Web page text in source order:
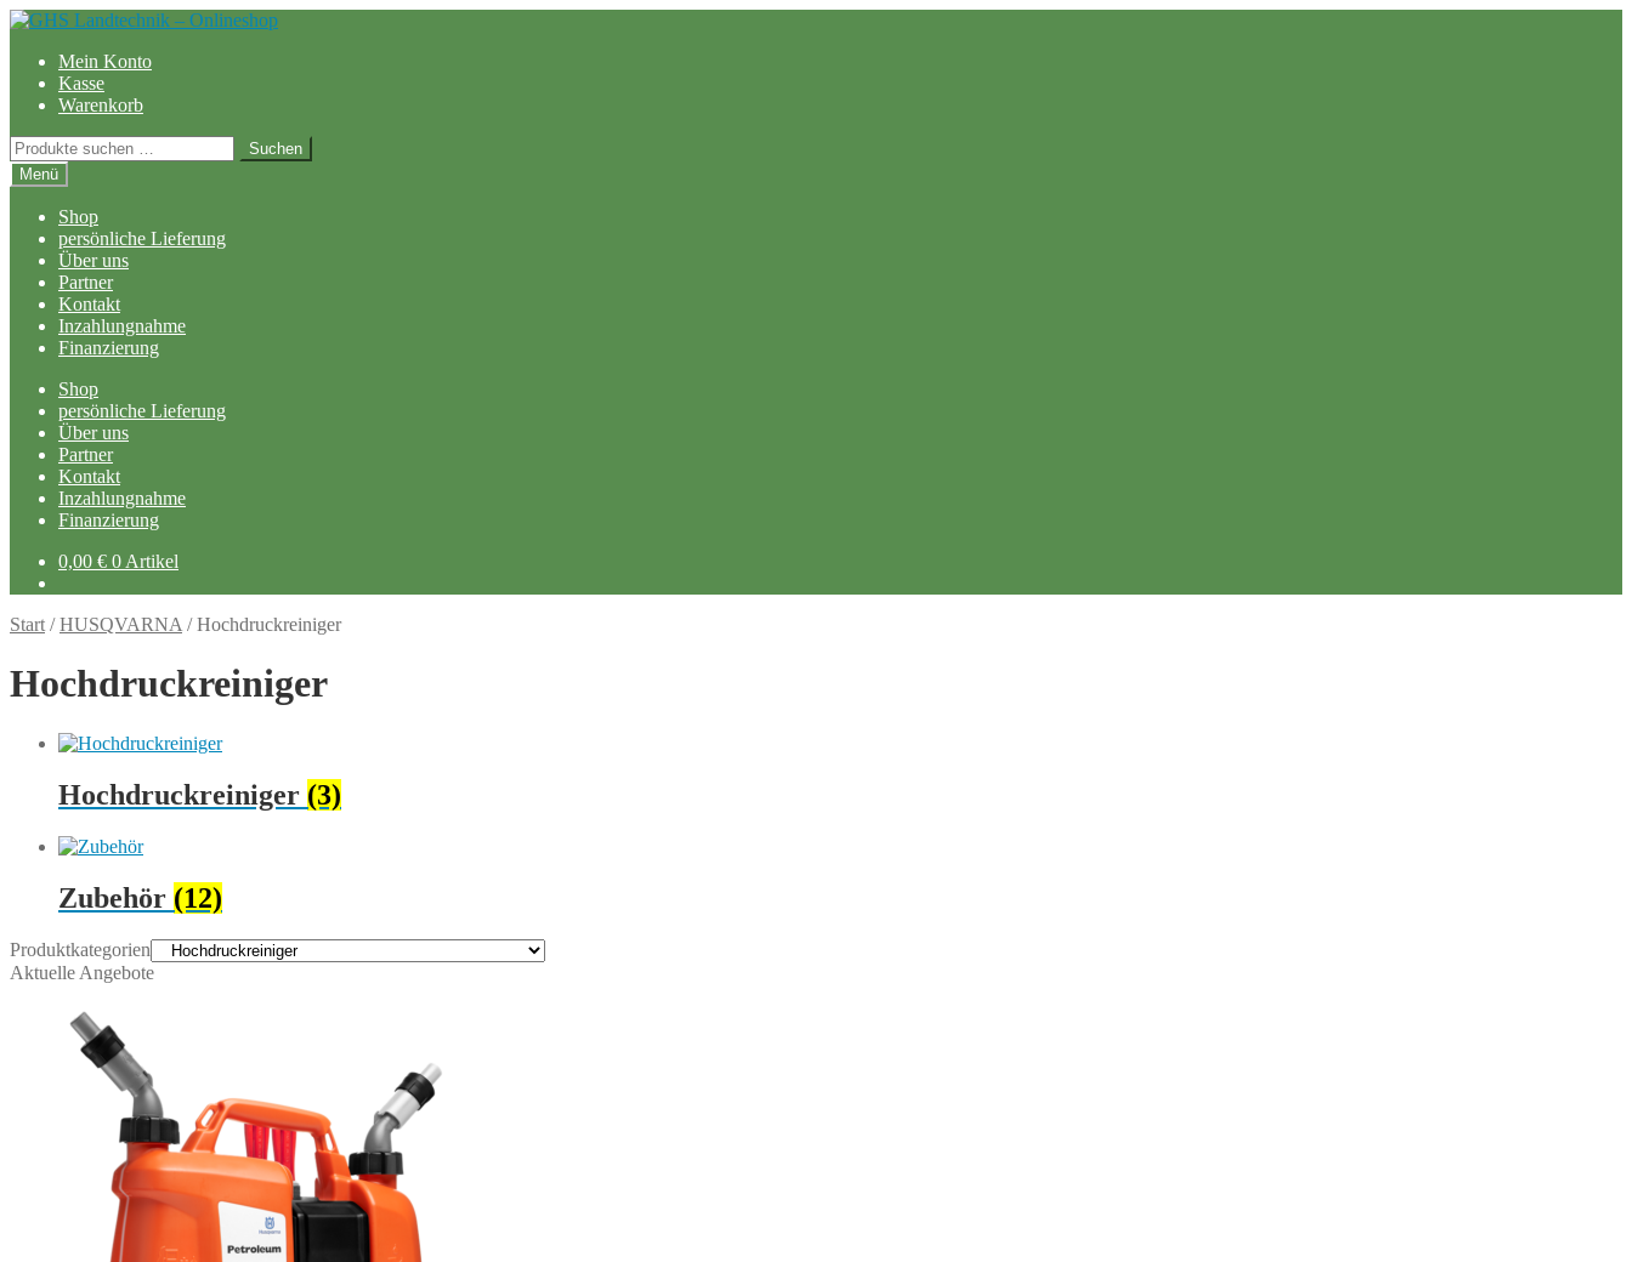
Zur
springen
Zum
springenMein Konto
Kasse
Warenkorb
Suchen
nach:
Suchen
Menü
Shop
persönliche Lieferung
Über uns
Partner
Kontakt
Inzahlungnahme
Finanzierung
Shop
persönliche Lieferung
Über uns
Partner
Kontakt
Inzahlungnahme
Finanzierung
0,00 € 0 Artikel
Start /HUSQVARNA /Hochdruckreiniger
Hochdruckreiniger
Hochdruckreiniger (3)
Zubehör (12)
Produktkategorien
Aktuelle Angebote